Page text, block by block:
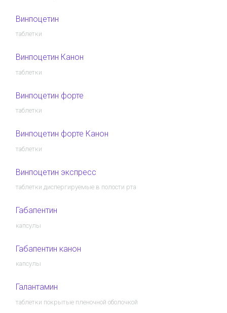
Винпоцетин
таблетки
Винпоцетин Канон
таблетки
Винпоцетин форте
таблетки
Винпоцетин форте Канон
таблетки
Винпоцетин экспресс
таблетки диспергируемые в полости рта
Габапентин
капсулы
Габапентин канон
капсулы
Галантамин
таблетки покрытые пленочной оболочкой